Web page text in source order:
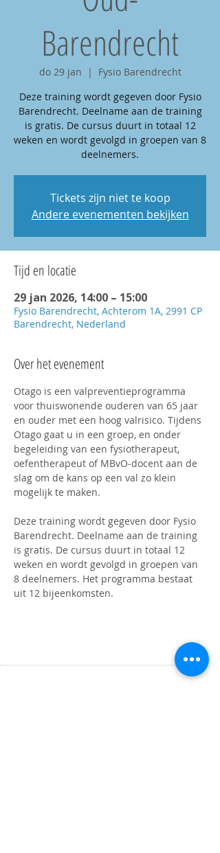
Barendrecht
do 29 jan
  |
Fysio Barendrecht
Deze training wordt gegeven door Fysio
Barendrecht. Deelname aan de training
is gratis. De cursus duurt in totaal 12
weken en wordt gevolgd in groepen van 8
deelnemers.
Tickets zijn niet te koop
Andere evenementen bekijken
Tijd en locatie
29 jan 2026, 14:00 – 15:00
Fysio Barendrecht, Achterom 1A, 2991 CP
Barendrecht, Nederland
Over het evenement
Otago is een valpreventieprogramma
voor thuiswonende ouderen van 65 jaar
en ouder met een hoog valrisico. Tijdens
Otago gaat u in een groep, en onder
begeleiding van een fysiotherapeut,
oefentherapeut of MBvO-docent aan de
slag om de kans op een val zo klein
mogelijk te maken.
Deze training wordt gegeven door Fysio
Barendrecht. Deelname aan de training
is gratis. De cursus duurt in totaal 12
weken en wordt gevolgd in groepen van
8 deelnemers. Het programma bestaat
uit 12 bijeenkomsten.